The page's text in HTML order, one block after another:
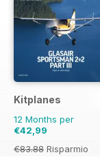
Kitplanes
12 Months per
€42,99
€83.88 Risparmio